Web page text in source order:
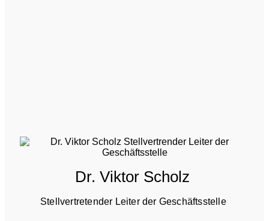
Dr. Viktor Scholz
Stellvertretender Leiter der Geschäftsstelle